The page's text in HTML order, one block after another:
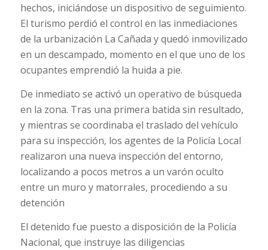
hechos, iniciándose un dispositivo de seguimiento.
El turismo perdió el control en las inmediaciones
de la urbanización La Cañada y quedó inmovilizado
en un descampado, momento en el que uno de los
ocupantes emprendió la huida a pie.
De inmediato se activó un operativo de búsqueda
en la zona. Tras una primera batida sin resultado,
y mientras se coordinaba el traslado del vehículo
para su inspección, los agentes de la Policía Local
realizaron una nueva inspección del entorno,
localizando a pocos metros a un varón oculto
entre un muro y matorrales, procediendo a su
detención
El detenido fue puesto a disposición de la Policía
Nacional, que instruye las diligencias